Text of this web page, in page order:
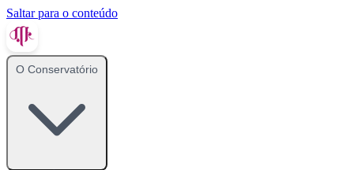
Saltar para o conteúdo
O Conservatório